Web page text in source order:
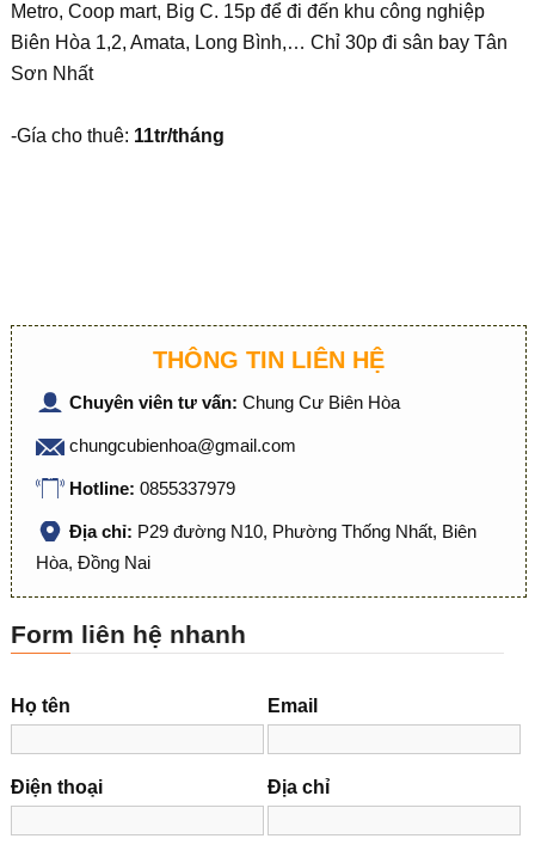
Metro, Coop mart, Big C. 15p để đi đến khu công nghiệp
Biên Hòa 1,2, Amata, Long Bình,… Chỉ 30p đi sân bay Tân
Sơn Nhất
-Gía cho thuê: 11tr/tháng
THÔNG TIN LIÊN HỆ
Chuyên viên tư vấn: Chung Cư Biên Hòa
chungcubienhoa@gmail.com
Hotline: 0855337979
Địa chỉ: P29 đường N10, Phường Thống Nhất, Biên
Hòa, Đồng Nai
Form liên hệ nhanh
Họ tên Email
Điện thoại Địa chỉ